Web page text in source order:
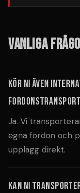
VANLIGA
Kör ni även
Ja. Vi
egna fordon och
upplägg direkt.
Kan ni